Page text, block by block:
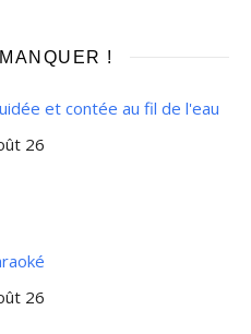
!
et contée au fil de l'eau
26
26